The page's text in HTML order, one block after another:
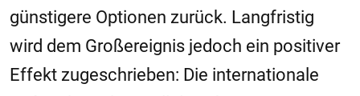
günstigere Optionen zurück. Langfristig
wird dem Großereignis jedoch ein positiver
Effekt zugeschrieben: Die internationale